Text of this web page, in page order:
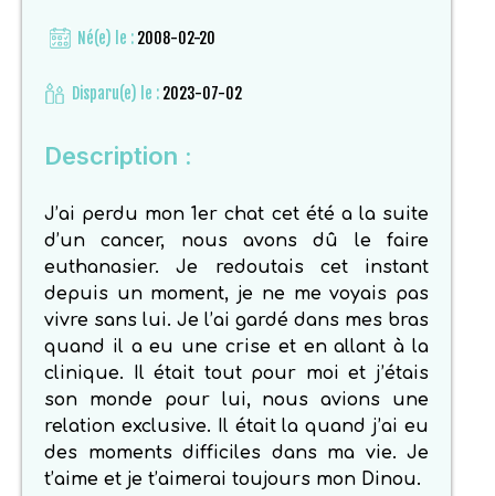
Né(e) le : 2008-02-20
Disparu(e) le : 2023-07-02
Description :
J’ai perdu mon 1er chat cet été a la suite
d’un cancer, nous avons dû le faire
euthanasier. Je redoutais cet instant
depuis un moment, je ne me voyais pas
vivre sans lui. Je l’ai gardé dans mes bras
quand il a eu une crise et en allant à la
clinique. Il était tout pour moi et j’étais
son monde pour lui, nous avions une
relation exclusive. Il était la quand j’ai eu
des moments difficiles dans ma vie. Je
t’aime et je t’aimerai toujours mon Dinou.